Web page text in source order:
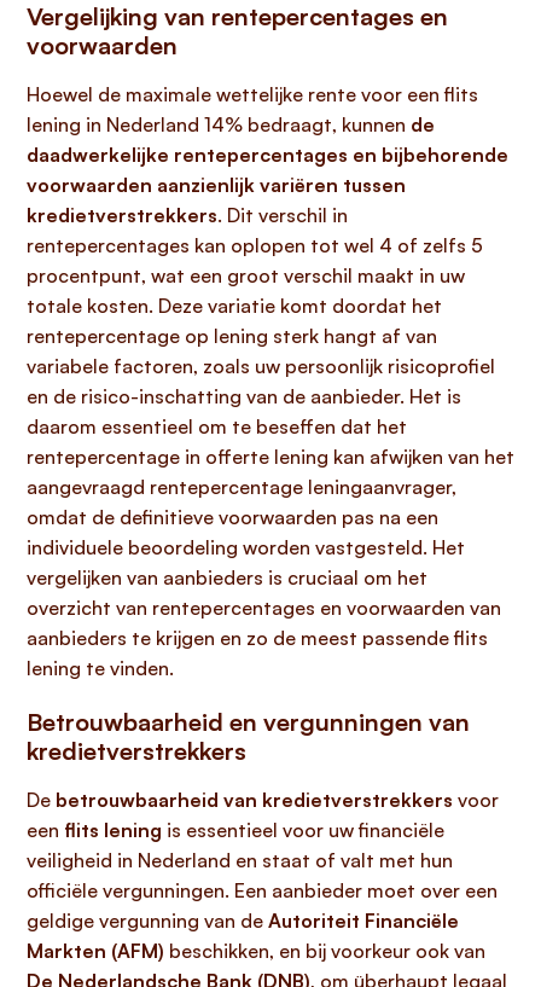
Vergelijking van rentepercentages en
voorwaarden
Hoewel de maximale wettelijke rente voor een flits
lening in Nederland 14% bedraagt, kunnen de
daadwerkelijke rentepercentages en bijbehorende
voorwaarden aanzienlijk variëren tussen
kredietverstrekkers. Dit verschil in
rentepercentages kan oplopen tot wel 4 of zelfs 5
procentpunt, wat een groot verschil maakt in uw
totale kosten. Deze variatie komt doordat het
rentepercentage op lening sterk hangt af van
variabele factoren, zoals uw persoonlijk risicoprofiel
en de risico-inschatting van de aanbieder. Het is
daarom essentieel om te beseffen dat het
rentepercentage in offerte lening kan afwijken van het
aangevraagd rentepercentage leningaanvrager,
omdat de definitieve voorwaarden pas na een
individuele beoordeling worden vastgesteld. Het
vergelijken van aanbieders is cruciaal om het
overzicht van rentepercentages en voorwaarden van
aanbieders te krijgen en zo de meest passende flits
lening te vinden.
Betrouwbaarheid en vergunningen van
kredietverstrekkers
De betrouwbaarheid van kredietverstrekkers voor
een flits lening is essentieel voor uw financiële
veiligheid in Nederland en staat of valt met hun
officiële vergunningen. Een aanbieder moet over een
geldige vergunning van de Autoriteit Financiële
Markten (AFM) beschikken, en bij voorkeur ook van
De Nederlandsche Bank (DNB), om überhaupt legaal